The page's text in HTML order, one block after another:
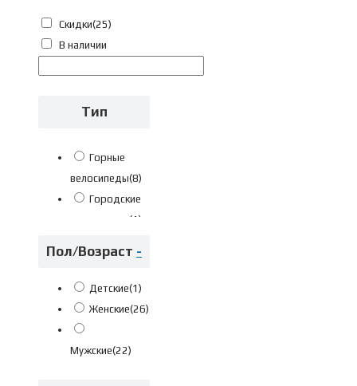
Fuji XXL 61см рост 185-196см
Скидки(25)
В наличии
Тип
Горные
велосипеды(8)
Городские
(1)
Дорожные
велосипеды
(17)
Фитнес
велосипеды
Шоссейные
Пол/Возраст -
Детские(1)
Женские(26)
Мужские(22)